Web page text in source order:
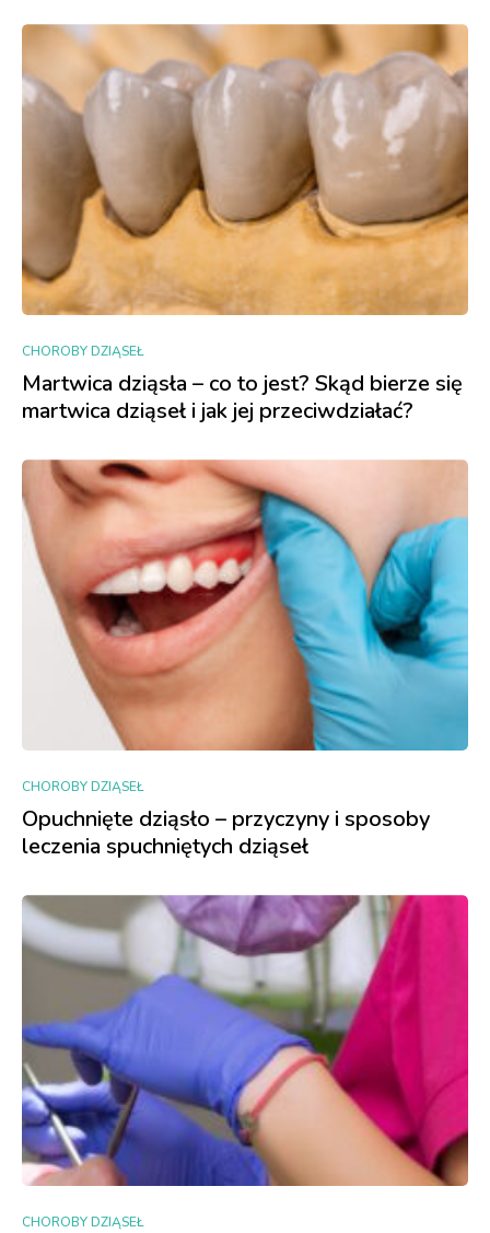
CHOROBY DZIĄSEŁ
Martwica dziąsła – co to jest? Skąd bierze się
martwica dziąseł i jak jej przeciwdziałać?
CHOROBY DZIĄSEŁ
Opuchnięte dziąsło – przyczyny i sposoby
leczenia spuchniętych dziąseł
CHOROBY DZIĄSEŁ